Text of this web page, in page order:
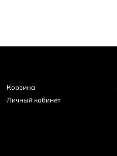
Корзина
Личный кабинет